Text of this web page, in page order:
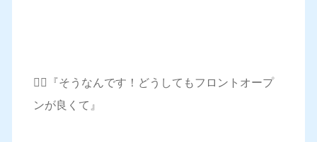
👱‍♀️『そうなんです！どうしてもフロントオープ
ンが良くて』